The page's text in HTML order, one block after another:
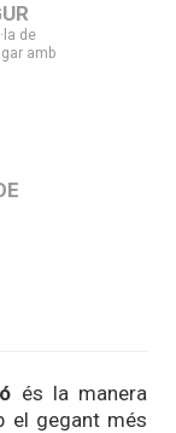
de
amb
és la manera
el gegant més